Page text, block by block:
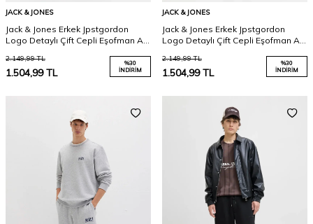
JACK & JONES
Jack & Jones Erkek Jpstgordon
Logo Detaylı Çift Cepli Eşofman Altı
2.149,99TL
1.504,99TL
%30
İNDIRIM
JACK & JONES
Jack & Jones Erkek Jpstgordon
Logo Detaylı Çift Cepli Eşofman Altı
2.149,99TL
1.504,99TL
%30
İNDIRIM